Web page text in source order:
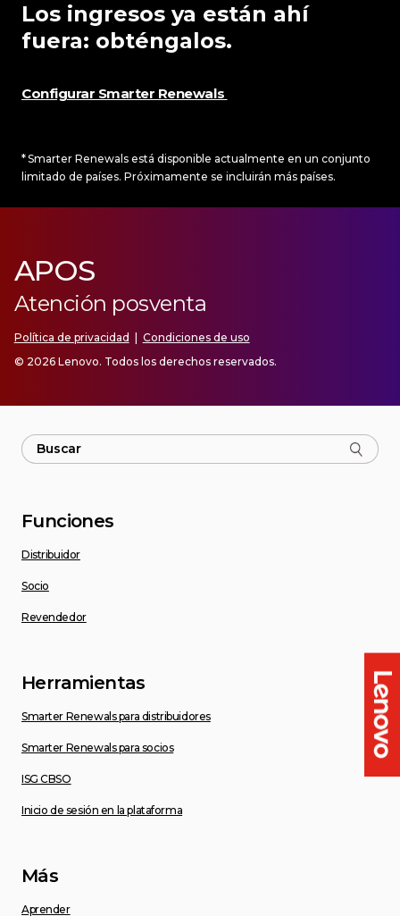
Los ingresos ya están ahí
fuera: obténgalos.
Configurar Smarter Renewals
* Smarter Renewals está disponible actualmente en un conjunto
limitado de países. Próximamente se incluirán más países.
APOS
Atención posventa
Política de privacidad
Condiciones de uso
© 2026 Lenovo. Todos los derechos reservados.
Funciones
Distribuidor
Socio
Revendedor
Herramientas
Smarter Renewals para distribuidores
Smarter Renewals para socios
ISG CBSO
Inicio de sesión en la plataforma
Más
Aprender